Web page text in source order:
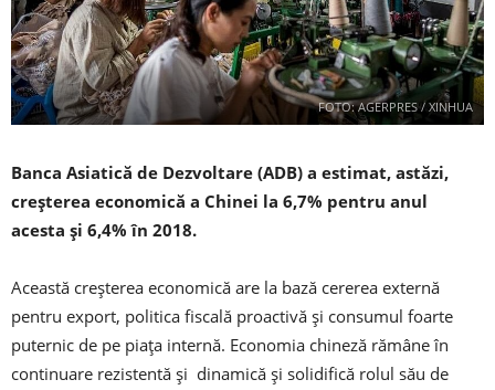
FOTO: AGERPRES / XINHUA
Banca Asiatică de Dezvoltare (ADB) a estimat, astăzi,
creșterea economică a Chinei la 6,7% pentru anul
acesta și 6,4% în 2018.
Această creșterea economică are la bază cererea externă
pentru export, politica fiscală proactivă și consumul foarte
puternic de pe piața internă. Economia chineză rămâne în
continuare rezistentă și dinamică și solidifică rolul său de